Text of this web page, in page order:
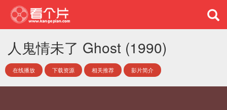
人鬼情未了 Ghost (1990)
在线播放 下载资源 相关推荐 影片简介